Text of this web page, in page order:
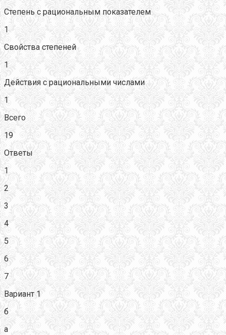
Степень с рациональным показателем
1
Свойства степеней
1
Действия с рациональными числами
1
Всего
19
Ответы
1
2
3
4
5
6
7
Вариант 1
б
а